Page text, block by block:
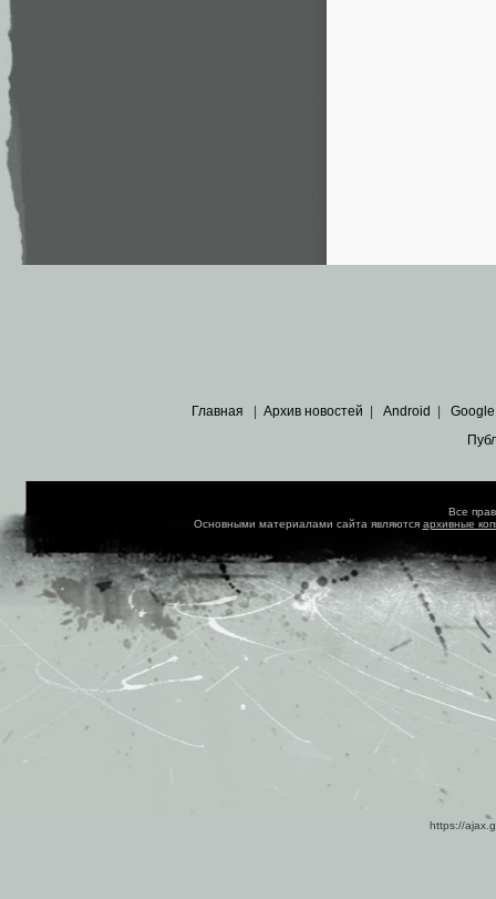
Главная Архив новостей Android Google
Все
Основными материалами сайта являются архивные
https://